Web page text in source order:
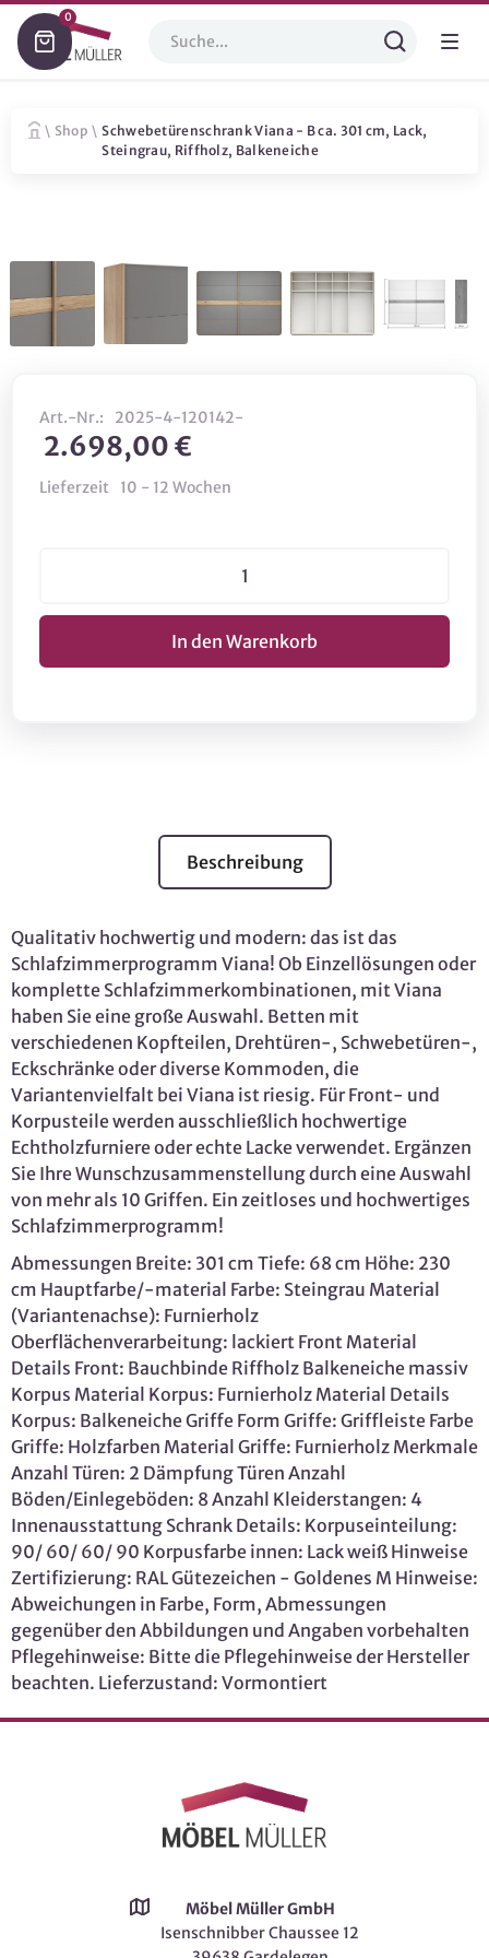
0
\ Shop \ Schwebetürenschrank Viana - B ca. 301 cm, Lack,
Steingrau, Riffholz, Balkeneiche
Art.-Nr.: 2025-4-120142-
2.698,00 €
Lieferzeit 10 - 12 Wochen
Beschreibung
Qualitativ hochwertig und modern: das ist das
Schlafzimmerprogramm Viana! Ob Einzellösungen oder
komplette Schlafzimmerkombinationen, mit Viana
haben Sie eine große Auswahl. Betten mit
verschiedenen Kopfteilen, Drehtüren-, Schwebetüren-,
Eckschränke oder diverse Kommoden, die
Variantenvielfalt bei Viana ist riesig. Für Front- und
Korpusteile werden ausschließlich hochwertige
Echtholzfurniere oder echte Lacke verwendet. Ergänzen
Sie Ihre Wunschzusammenstellung durch eine Auswahl
von mehr als 10 Griffen. Ein zeitloses und hochwertiges
Schlafzimmerprogramm!
Abmessungen Breite: 301 cm Tiefe: 68 cm Höhe: 230
cm Hauptfarbe/-material Farbe: Steingrau Material
(Variantenachse): Furnierholz
Oberflächenverarbeitung: lackiert Front Material
Details Front: Bauchbinde Riffholz Balkeneiche massiv
Korpus Material Korpus: Furnierholz Material Details
Korpus: Balkeneiche Griffe Form Griffe: Griffleiste Farbe
Griffe: Holzfarben Material Griffe: Furnierholz Merkmale
Anzahl Türen: 2 Dämpfung Türen Anzahl
Böden/Einlegeböden: 8 Anzahl Kleiderstangen: 4
Innenausstattung Schrank Details: Korpuseinteilung:
90/ 60/ 60/ 90 Korpusfarbe innen: Lack weiß Hinweise
Zertifizierung: RAL Gütezeichen - Goldenes M Hinweise:
Abweichungen in Farbe, Form, Abmessungen
gegenüber den Abbildungen und Angaben vorbehalten
Pflegehinweise: Bitte die Pflegehinweise der Hersteller
beachten. Lieferzustand: Vormontiert
Möbel Müller GmbH
Isenschnibber Chaussee 12